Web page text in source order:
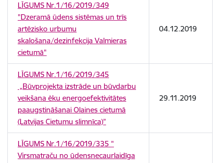
LĪGUMS Nr.1/16/2019/349
"Dzeramā ūdens sistēmas un trīs
artēzisko urbumu
skalošana/dezinfekcija Valmieras
cietumā"
04.12.2019
LĪGUMS Nr.1/16/2019/345
„Būvprojekta izstrāde un būvdarbu
veikšana ēku energoefektivitātes
paaugstināšanai Olaines cietumā
(Latvijas Cietumu slimnīca)”
29.11.2019
LĪGUMS Nr.1/16/2019/335 "
Virsmatraču no ūdensnecaurlaidīga